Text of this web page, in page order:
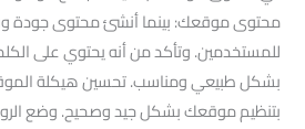
محتوى موقعك: بينما أنشئ محتوى جودة
للمستخدمين. وتأكد من أنه يحتوي على
بشكل طبيعي ومناسب. تحسين هيكلة
بتنظيم موقعك بشكل جيد وصحيح. وضع